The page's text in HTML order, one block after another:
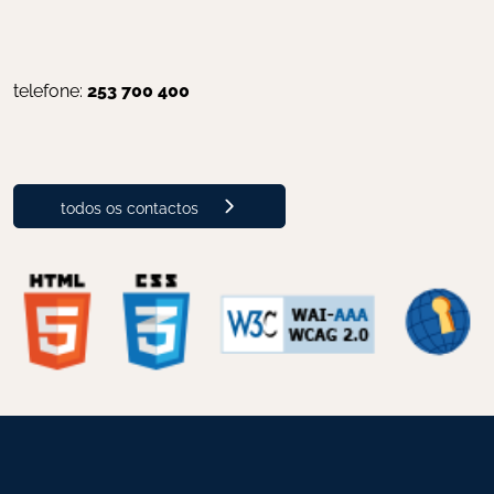
telefone: 253 700 400
todos os contactos